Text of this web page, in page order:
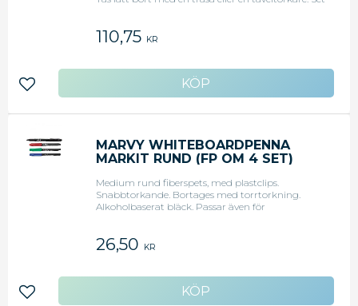
110,75 KR
Lägg till i favoriter
MARVY WHITEBOARDPENNA
MARKIT RUND (FP OM 4 SET)
Medium rund fiberspets, med plastclips.
Snabbtorkande. Bortages med torrtorkning.
Alkoholbaserat bläck. Passar även för
26,50 KR
Lägg till i favoriter